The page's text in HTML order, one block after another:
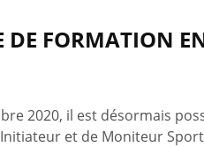
DE FORMATION
2020, il est désormais
et de Moniteur